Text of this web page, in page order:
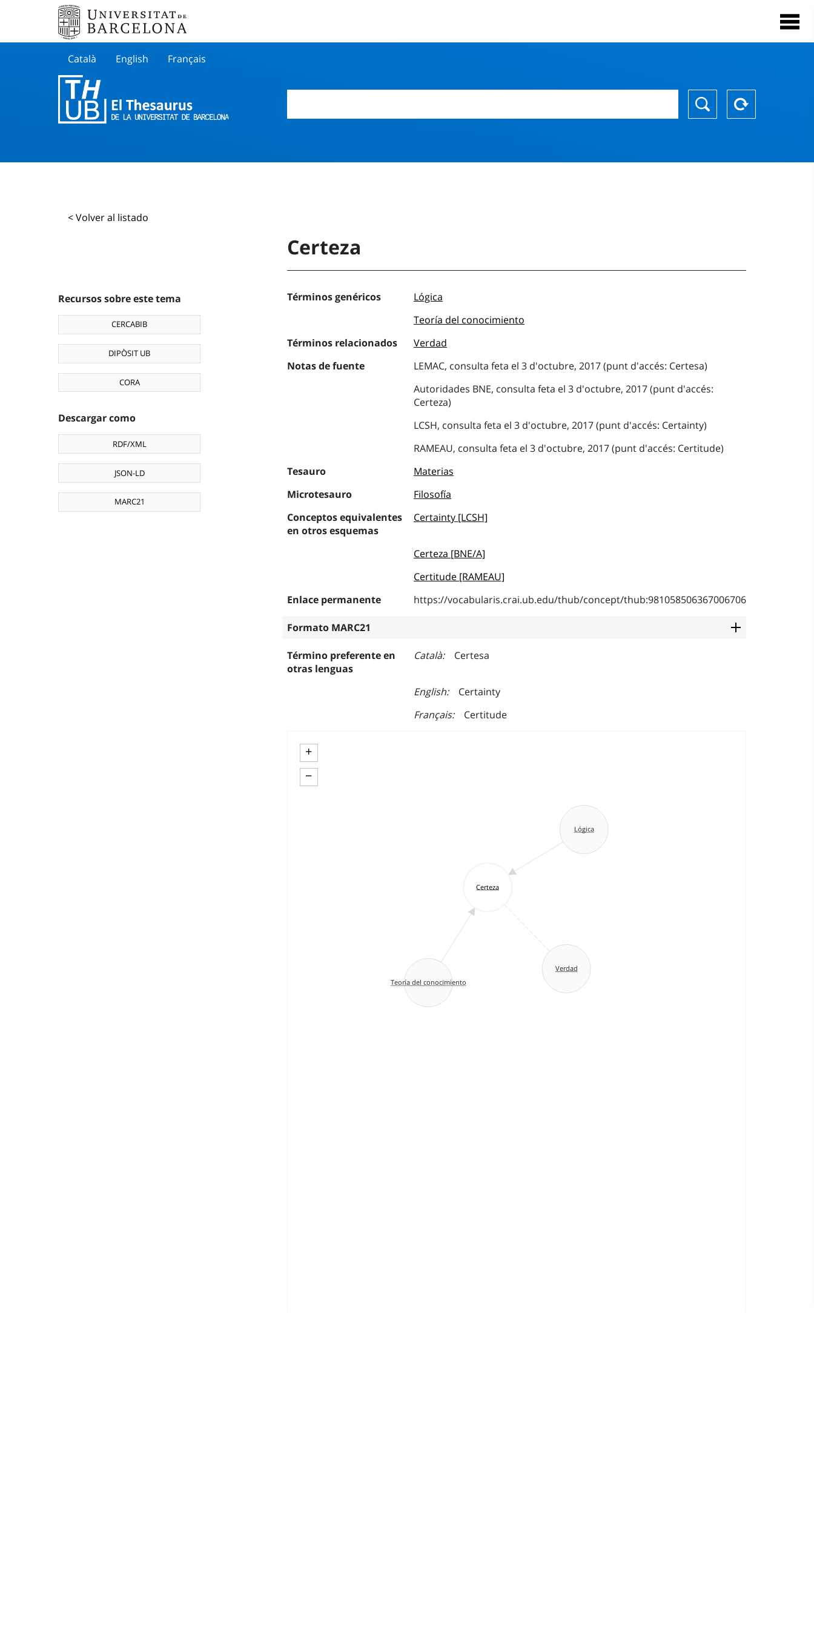
Català English Français
< Volver al listado
Recursos sobre este tema
CERCABIB
DIPÒSIT UB
CORA
Descargar como
RDF/XML
JSON-LD
MARC21
Certeza
Términos genéricos
Lógica
Teoría del conocimiento
Términos relacionados
Verdad
Notas de fuente
LEMAC, consulta feta el 3 d'octubre, 2017 (punt d'accés: Certesa)
Autoridades BNE, consulta feta el 3 d'octubre, 2017 (punt d'accés:
Certeza)
LCSH, consulta feta el 3 d'octubre, 2017 (punt d'accés: Certainty)
RAMEAU, consulta feta el 3 d'octubre, 2017 (punt d'accés: Certitude)
Tesauro
Materias
Microtesauro
Filosofía
Conceptos equivalentes
en otros esquemas
Certainty [LCSH]
Certeza [BNE/A]
Certitude [RAMEAU]
Enlace permanente
https://vocabularis.crai.ub.edu/thub/concept/thub:981058506367006706
Formato MARC21
Término preferente en
otras lenguas
Català Certesa
English
Certainty
Français
Certitude
+
−
Certeza
Teoría del conocimiento
Lógica
Verdad